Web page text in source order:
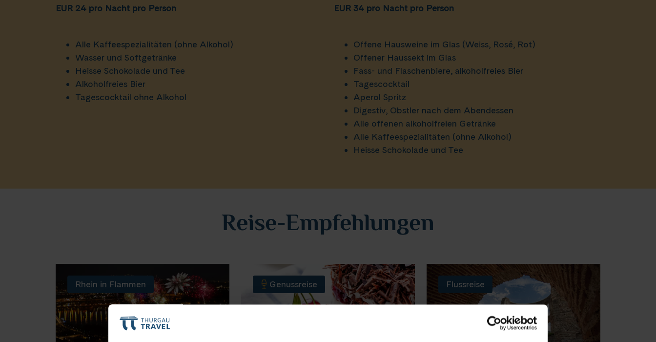
EUR 24 pro Nacht pro Person
Alle Kaffeespezialitäten (ohne Alkohol)
Wasser und Softgetränke
Heisse Schokolade und Tee
Alkoholfreies Bier
Tagescocktail ohne Alkohol
EUR 34 pro Nacht pro Person
Offene Hausweine im Glas (Weiss, Rosé, Rot)
Offener Haussekt im Glas
Fass- und Flaschenbiere, alkoholfreies Bier
Tagescocktail
Aperol Spritz
Digestiv, Obstler nach dem Abendessen
Alle offenen alkoholfreien Getränke
Alle Kaffeespezialitäten (ohne Alkohol)
Heisse Schokolade und Tee
Reise-Empfehlungen
Rhein in Flammen Genussreise Flussreise